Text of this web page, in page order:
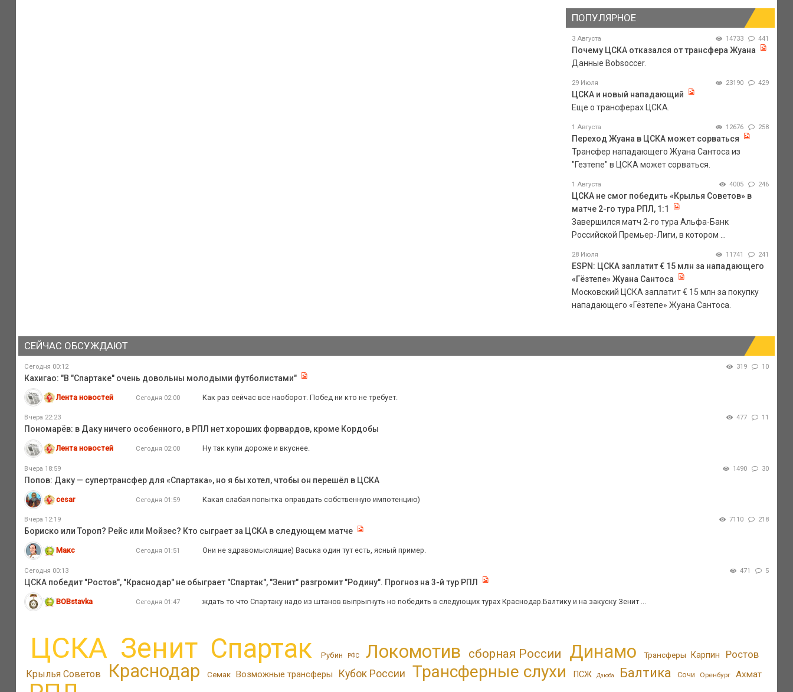
ПОПУЛЯРНОЕ
3 Августа 14733 441
Почему ЦСКА отказался от трансфера Жуана
Данные Bobsoccer.
29 Июля 23190 429
ЦСКА и новый нападающий
Еще о трансферах ЦСКА.
1 Августа 12676 258
Переход Жуана в ЦСКА может сорваться
Трансфер нападающего Жуана Сантоса из
"Гезтепе" в ЦСКА может сорваться.
1 Августа 4005 246
ЦСКА не смог победить «Крылья Советов» в
матче 2-го тура РПЛ, 1:1
Завершился матч 2-го тура Альфа-Банк
Российской Премьер-Лиги, в котором ...
28 Июля 11741 241
ESPN: ЦСКА заплатит € 15 млн за нападающего
«Гёзтепе» Жуана Сантоса
Московский ЦСКА заплатит € 15 млн за покупку
нападающего «Гёзтепе» Жуана Сантоса.
СЕЙЧАС ОБСУЖДАЮТ
Сегодня 00:12 319 10
Кахигао: "В "Спартаке" очень довольны молодыми футболистами"
Лента новостей Сегодня 02:00 Как раз сейчас все наоборот. Побед ни кто не требует.
Вчера 22:23 477 11
Пономарёв: в Даку ничего особенного, в РПЛ нет хороших форвардов, кроме Кордобы
Лента новостей Сегодня 02:00 Ну так купи дороже и вкуснее.
Вчера 18:59 1490 30
Попов: Даку — супертрансфер для «Спартака», но я бы хотел, чтобы он перешёл в ЦСКА
cesar Сегодня 01:59 Какая слабая попытка оправдать собственную импотенцию)
Вчера 12:19 7110 218
Бориско или Тороп? Рейс или Мойзес? Кто сыграет за ЦСКА в следующем матче
Макс Сегодня 01:51 Они не здравомыслящие) Васька один тут есть, ясный пример.
Сегодня 00:13 471 5
ЦСКА победит "Ростов", "Краснодар" не обыграет "Спартак", "Зенит" разгромит "Родину". Прогноз на 3-й тур РПЛ
BOBstavka Сегодня 01:47 ждать то что Спартаку надо из штанов выпрыгнуть но победить в следующих турах Краснодар.Балтику и на закуску Зенит ...
ЦСКА Зенит Спартак Рубин РФС Локомотив сборная России Динамо Трансферы Карпин Ростов
Крылья Советов Краснодар Семак Возможные трансферы Кубок России Трансферные слухи ПСЖ Дзюба Балтика Сочи Оренбург Ахмат